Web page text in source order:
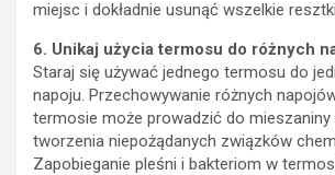
miejsc i dokładnie usunąć wszelkie
6. Unikaj użycia termosu do różnych
Staraj się używać jednego termosu do
napoju. Przechowywanie różnych
termosie może prowadzić do
tworzenia niepożądanych związków
Zapobieganie pleśni i bakteriom w